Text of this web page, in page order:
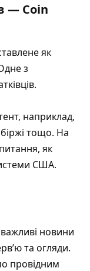
— Coin
як
з
наприклад,
тощо. На
як
США.
новини
та огляди.
провідним